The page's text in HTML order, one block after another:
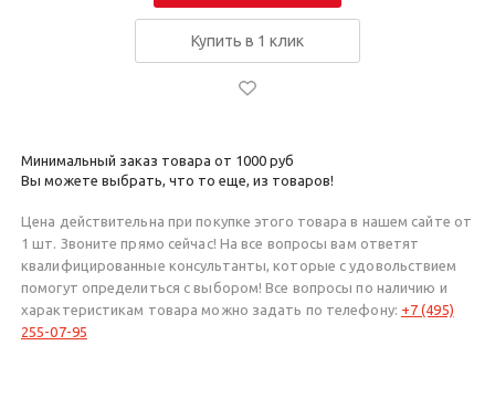
Купить в 1 клик
Минимальный заказ товара от 1000 руб
Вы можете выбрать, что то еще, из товаров!
Цена действительна при покупке этого товара в нашем сайте от
1 шт. Звоните прямо сейчас! На все вопросы вам ответят
квалифицированные консультанты, которые с удовольствием
помогут определиться с выбором! Все вопросы по наличию и
характеристикам товара можно задать по телефону: +7 (495)
255-07-95